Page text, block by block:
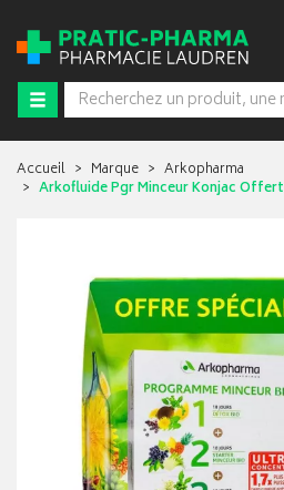
Accueil Marque
Arkopharma
Arkofluide Pgr Minceur Konjac Offert